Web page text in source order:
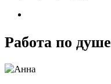
Работа по душе